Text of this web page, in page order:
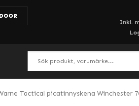
Tactical picatinnyskena Winchester 70